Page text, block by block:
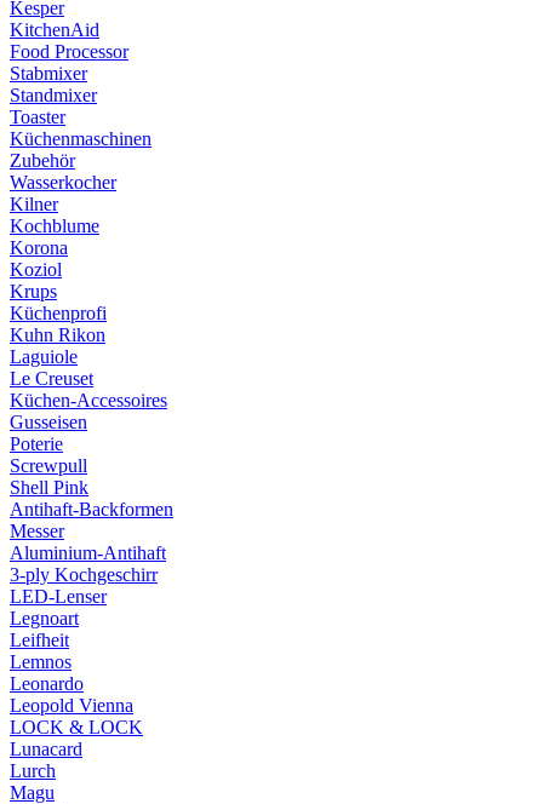
Kesper
KitchenAid
Food Processor
Stabmixer
Standmixer
Toaster
Küchenmaschinen
Zubehör
Wasserkocher
Kilner
Kochblume
Korona
Koziol
Krups
Küchenprofi
Kuhn Rikon
Laguiole
Le Creuset
Küchen-Accessoires
Gusseisen
Poterie
Screwpull
Shell Pink
Antihaft-Backformen
Messer
Aluminium-Antihaft
3-ply Kochgeschirr
LED-Lenser
Legnoart
Leifheit
Lemnos
Leonardo
Leopold Vienna
LOCK & LOCK
Lunacard
Lurch
Magu